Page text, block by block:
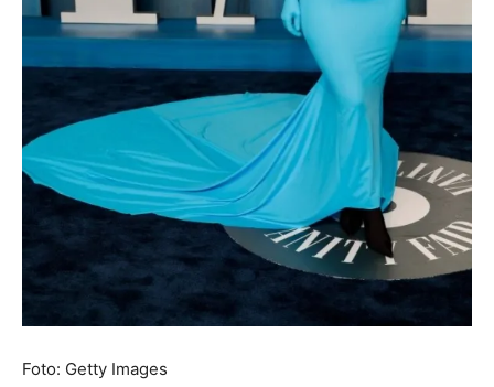
Foto: Getty Images